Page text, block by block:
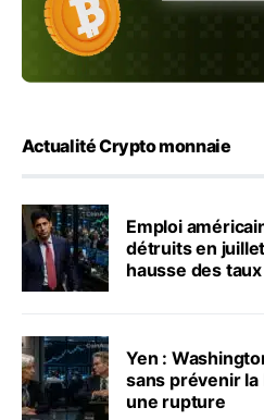
Actualité Crypto monnaie
Emploi
détruits en
hausse des
Yen :
sans prévenir la
une rupture